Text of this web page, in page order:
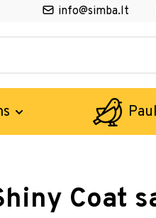
info@simba.lt
Coat